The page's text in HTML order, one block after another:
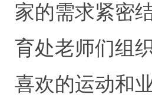
家的需求紧密
育处老师们组
喜欢的运动和